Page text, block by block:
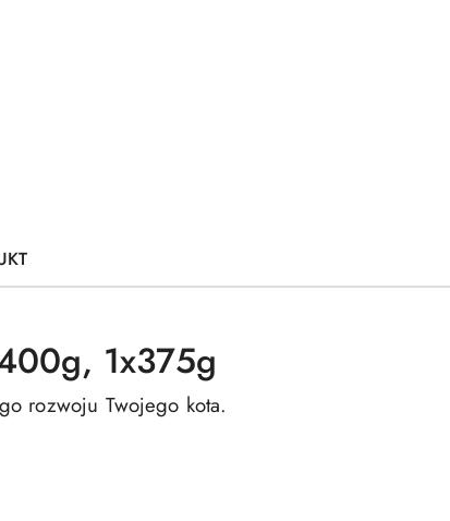
1x375g
rozwoju Twojego kota.